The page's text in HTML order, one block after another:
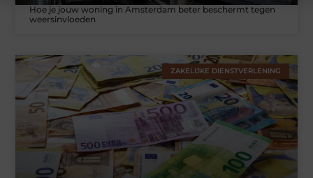
Hoe je jouw woning in Amsterdam beter beschermt tegen
weersinvloeden
ZAKELIJKE DIENSTVERLENING